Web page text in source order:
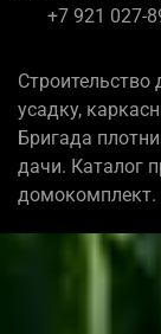
+7 921 027-
усадку,
Бригада
дачи. Каталог
домокомплект.